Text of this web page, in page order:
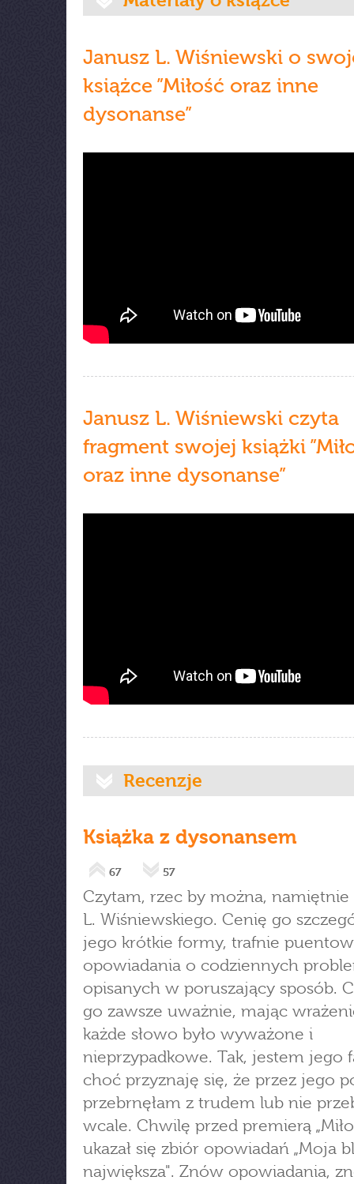
Janusz L. Wiśniewski o
książce ”Miłość oraz inne
dysonanse”
Janusz L. Wiśniewski czyta
fragment swojej książki
oraz inne dysonanse”
Recenzje
Książka z dysonansem
67 57
Czytam, rzec by można, namiętnie
L. Wiśniewskiego. Cenię go
jego krótkie formy, trafnie
opowiadania o codziennych
opisanych w poruszający sposób.
go zawsze uważnie, mając
każde słowo było wyważone i
nieprzypadkowe. Tak, jestem jego
choć przyznaję się, że przez jego
przebrnęłam z trudem lub nie
wcale. Chwilę przed premierą
ukazał się zbiór opowiadań „Moja
największa". Znów opowiadania,